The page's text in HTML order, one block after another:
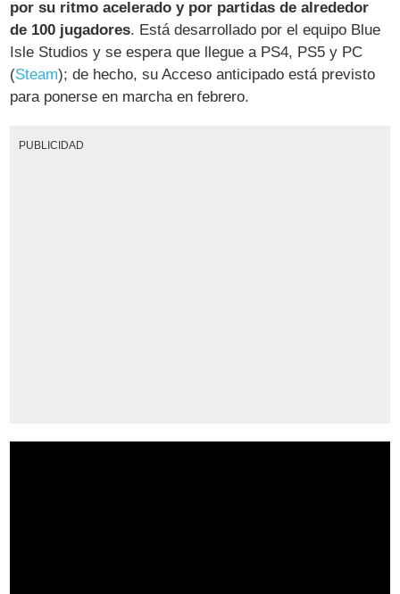
por su ritmo acelerado y por partidas de alrededor
de 100 jugadores. Está desarrollado por el equipo Blue
Isle Studios y se espera que llegue a PS4, PS5 y PC
(Steam); de hecho, su Acceso anticipado está previsto
para ponerse en marcha en febrero.
PUBLICIDAD